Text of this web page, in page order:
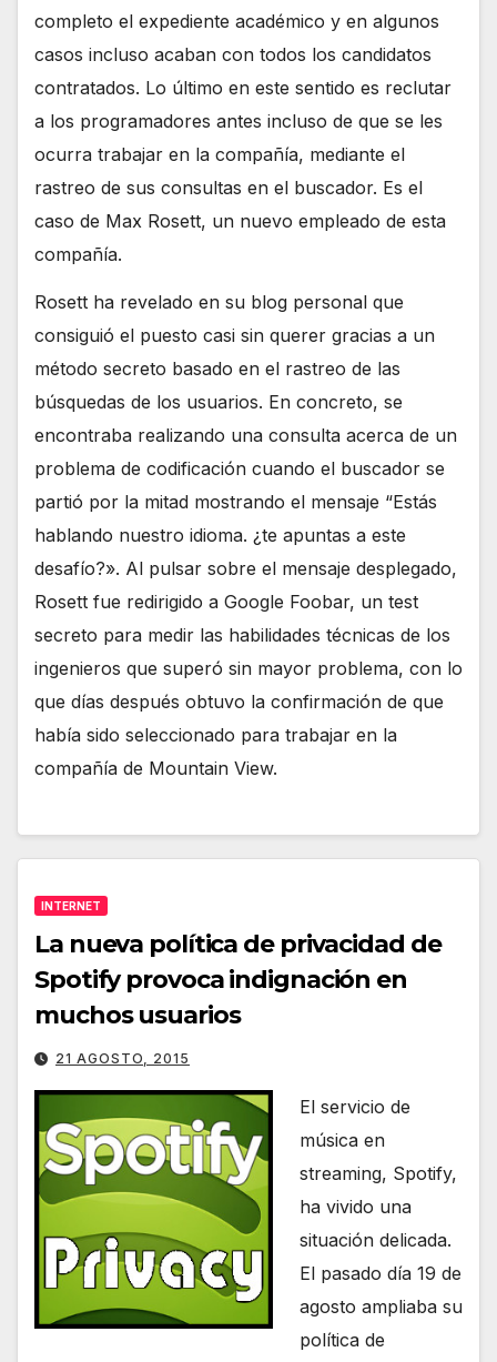
completo el expediente académico y en algunos
casos incluso acaban con todos los candidatos
contratados. Lo último en este sentido es reclutar
a los programadores antes incluso de que se les
ocurra trabajar en la compañía, mediante el
rastreo de sus consultas en el buscador. Es el
caso de Max Rosett, un nuevo empleado de esta
compañía.
Rosett ha revelado en su blog personal que
consiguió el puesto casi sin querer gracias a un
método secreto basado en el rastreo de las
búsquedas de los usuarios. En concreto, se
encontraba realizando una consulta acerca de un
problema de codificación cuando el buscador se
partió por la mitad mostrando el mensaje “Estás
hablando nuestro idioma. ¿te apuntas a este
desafío?». Al pulsar sobre el mensaje desplegado,
Rosett fue redirigido a Google Foobar, un test
secreto para medir las habilidades técnicas de los
ingenieros que superó sin mayor problema, con lo
que días después obtuvo la confirmación de que
había sido seleccionado para trabajar en la
compañía de Mountain View.
INTERNET
La nueva política de privacidad de
Spotify provoca indignación en
muchos usuarios
21 AGOSTO, 2015
El servicio de
música en
streaming, Spotify,
ha vivido una
situación delicada.
El pasado día 19 de
agosto ampliaba su
política de